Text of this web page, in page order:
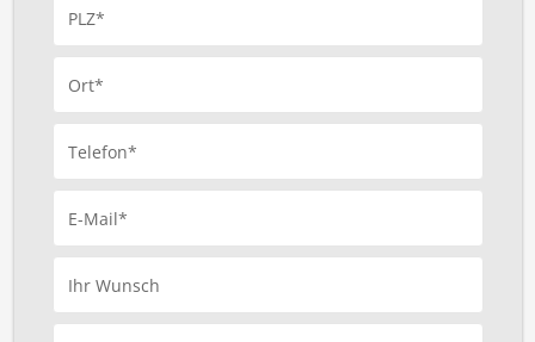
PLZ*
Ort*
Telefon*
E-Mail*
Ihr Wunsch